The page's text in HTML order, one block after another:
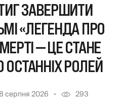
ЗАВЕРШИТИ
«ЛЕГЕНДА ПРО
— ЦЕ СТАНЕ
ОСТАННІХ РОЛЕЙ
серпня 2026 293